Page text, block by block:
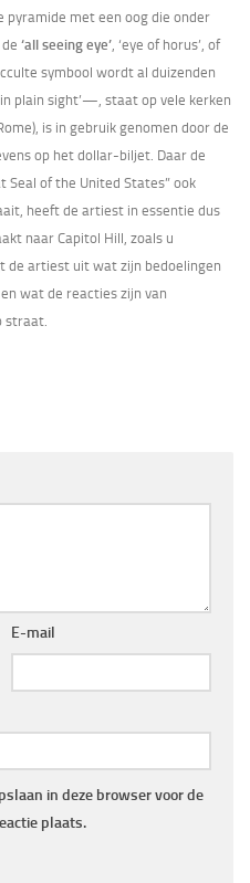
pyramide met een oog die onder
‘all seeing eye’, ‘eye of horus’, of
symbool wordt al duizenden
plain sight’—, staat op vele kerken
is in gebruik genomen door de
op het dollar-biljet. Daar de
Seal of the United States” ook
heeft de artiest in essentie dus
naar Capitol Hill, zoals u
de artiest uit wat zijn bedoelingen
wat de reacties zijn van
straat.
E-mail
in deze browser voor de
plaats.